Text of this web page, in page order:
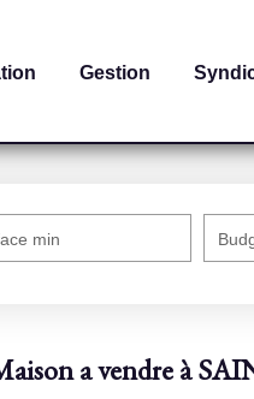
Gestion
min
a vendre à